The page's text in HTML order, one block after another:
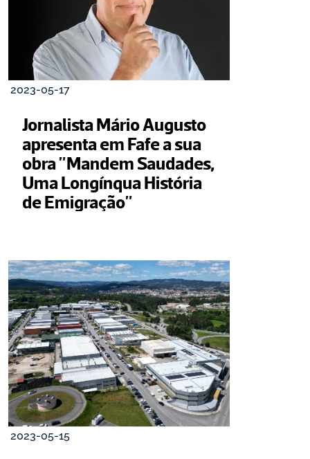
2023-05-17
Jornalista Mário Augusto
apresenta em Fafe a sua
obra "Mandem Saudades,
Uma Longínqua História
de Emigração"
2023-05-15